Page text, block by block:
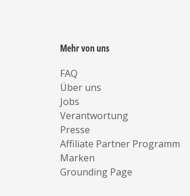
Mehr von uns
FAQ
Über uns
Jobs
Verantwortung
Presse
Affiliate Partner Programm
Marken
Grounding Page